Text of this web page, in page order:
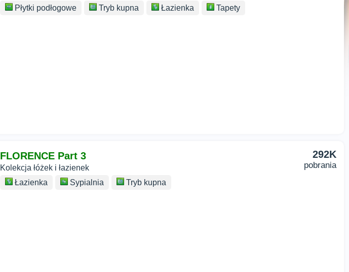
Płytki podłogowe
Tryb kupna Łazienka Tapety
FLORENCE Part 3
Kolekcja łóżek i łazienek
Łazienka
Sypialnia Tryb kupna
292K
pobrania